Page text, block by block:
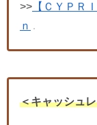
>> 【ＣＹＰＲ
ｎ
＜キャッシュ